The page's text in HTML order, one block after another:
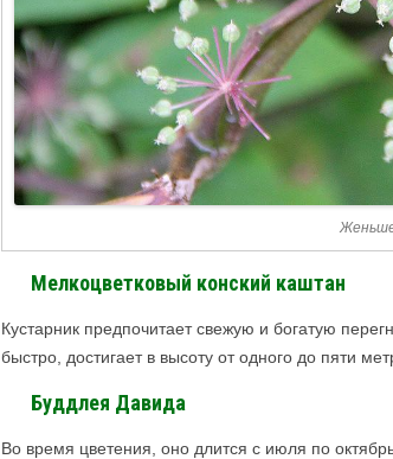
Мелкоцветковый конский каштан
Кустарник предпочитает свежую и богатую
быстро, достигает в высоту от одного до пяти
Буддлея Давида
Во время цветения, оно длится с июля по